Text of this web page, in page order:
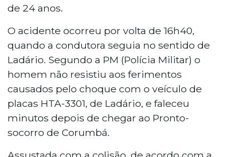
de 24 anos.
O acidente ocorreu por volta de 16h40,
quando a condutora seguia no sentido de
Ladário. Segundo a PM (Polícia Militar) o
homem não resistiu aos ferimentos
causados pelo choque com o veículo de
placas HTA-3301, de Ladário, e faleceu
minutos depois de chegar ao Pronto-
socorro de Corumbá.